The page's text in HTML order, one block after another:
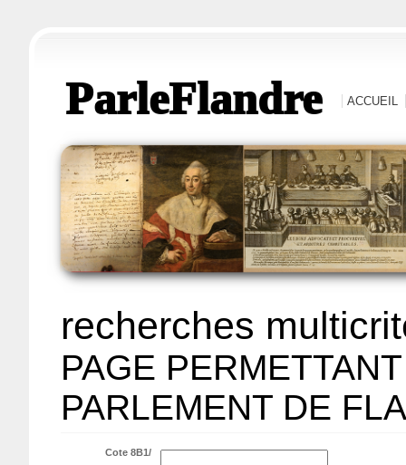
ParleFlandre ACCUEIL
recherches
PAGE
PARLEMENT DE
Cote 8B1/